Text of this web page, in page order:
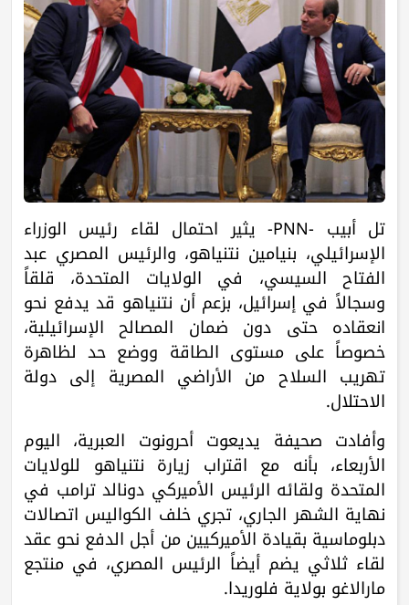
تل أبيب -PNN- يثير احتمال لقاء رئيس الوزراء
الإسرائيلي، بنيامين نتنياهو، والرئيس المصري عبد
الفتاح السيسي، في الولايات المتحدة، قلقاً
وسجالاً في إسرائيل، بزعم أن نتنياهو قد يدفع نحو
انعقاده حتى دون ضمان المصالح الإسرائيلية،
خصوصاً على مستوى الطاقة ووضع حد لظاهرة
تهريب السلاح من الأراضي المصرية إلى دولة
الاحتلال.
وأفادت صحيفة يديعوت أحرونوت العبرية، اليوم
الأربعاء، بأنه مع اقتراب زيارة نتنياهو للولايات
المتحدة ولقائه الرئيس الأميركي دونالد ترامب في
نهاية الشهر الجاري، تجري خلف الكواليس اتصالات
دبلوماسية بقيادة الأميركيين من أجل الدفع نحو عقد
لقاء ثلاثي يضم أيضاً الرئيس المصري، في منتجع
مارالاغو بولاية فلوريدا.